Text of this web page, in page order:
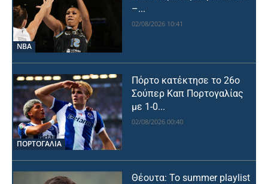
NBA
–...
02/08/2026 10:41
ΠΟΡΤΟΓΑΛΙΑ
Πόρτο κατέκτησε το 26ο
Σούπερ Καπ Πορτογαλίας
με 1-0...
02/08/2026 00:40
Θέουτα: Το summer playlist